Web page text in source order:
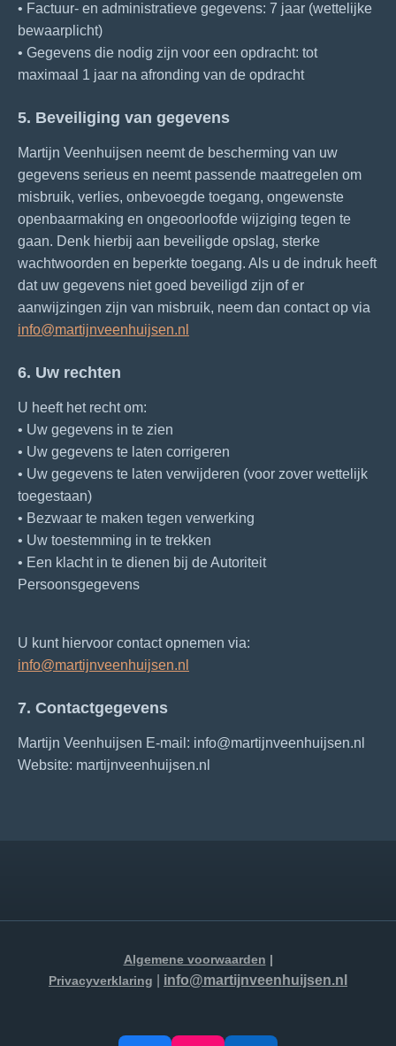
• Factuur- en administratieve gegevens: 7 jaar (wettelijke
bewaarplicht)
• Gegevens die nodig zijn voor een opdracht: tot
maximaal 1 jaar na afronding van de opdracht
5. Beveiliging van gegevens
Martijn Veenhuijsen neemt de bescherming van uw
gegevens serieus en neemt passende maatregelen om
misbruik, verlies, onbevoegde toegang, ongewenste
openbaarmaking en ongeoorloofde wijziging tegen te
gaan. Denk hierbij aan beveiligde opslag, sterke
wachtwoorden en beperkte toegang. Als u de indruk heeft
dat uw gegevens niet goed beveiligd zijn of er
aanwijzingen zijn van misbruik, neem dan contact op via
info@martijnveenhuijsen.nl
6. Uw rechten
U heeft het recht om:
• Uw gegevens in te zien
• Uw gegevens te laten corrigeren
• Uw gegevens te laten verwijderen (voor zover wettelijk
toegestaan)
• Bezwaar te maken tegen verwerking
• Uw toestemming in te trekken
• Een klacht in te dienen bij de Autoriteit
Persoonsgegevens
U kunt hiervoor contact opnemen via:
info@martijnveenhuijsen.nl
7. Contactgegevens
Martijn Veenhuijsen E-mail: info@martijnveenhuijsen.nl
Website: martijnveenhuijsen.nl
Algemene voorwaarden |
Privacyverklaring
info@martijnveenhuijsen.nl